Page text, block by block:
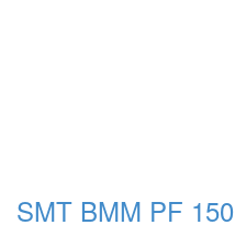
SMT BMM PF 150